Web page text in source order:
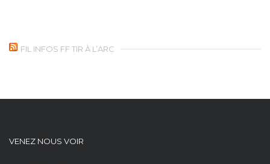
FIL INFOS FF TIR À L’ARC
VENEZ NOUS VOIR